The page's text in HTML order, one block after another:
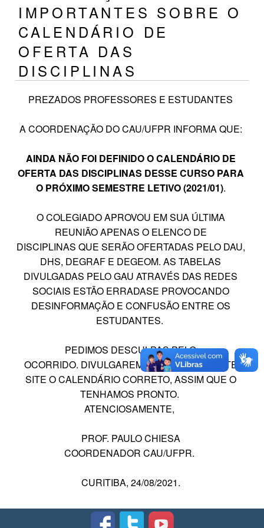
IMPORTANTES SOBRE O
CALENDÁRIO DE
OFERTA DAS
DISCIPLINAS
PREZADOS PROFESSORES E ESTUDANTES
A COORDENAÇÃO DO CAU/UFPR INFORMA QUE:
AINDA NÃO FOI DEFINIDO O CALENDÁRIO DE
OFERTA DAS DISCIPLINAS DESSE CURSO PARA
O PRÓXIMO SEMESTRE LETIVO (2021/01).
O COLEGIADO APROVOU EM SUA ÚLTIMA
REUNIÃO APENAS O ELENCO DE
DISCIPLINAS QUE SERÃO OFERTADAS PELO DAU,
DHS, DEGRAF E DEGEOM. AS TABELAS
DIVULGADAS PELO GAU ATRAVÉS DAS REDES
SOCIAIS ESTÃO ERRADASE PROVOCANDO
DESINFORMAÇÃO E CONFUSÃO ENTRE OS
ESTUDANTES.
PEDIMOS DESCULPAS PELO
OCORRIDO. DIVULGAREMOS ATRAVÉS DESTE
SITE O CALENDÁRIO CORRETO, ASSIM QUE O
TENHAMOS PRONTO.
ATENCIOSAMENTE,
PROF. PAULO CHIESA
COORDENADOR CAU/UFPR.
CURITIBA, 24/08/2021.